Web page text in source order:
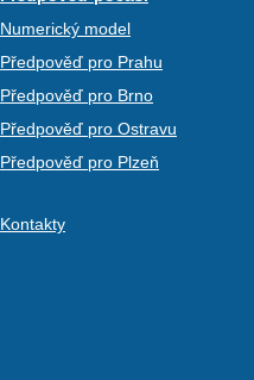
Numerický model
Předpověď pro Prahu
Předpověď pro Brno
Předpověď pro Ostravu
Předpověď pro Plzeň
Kontakty